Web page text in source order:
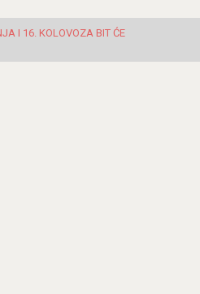
I 16. KOLOVOZA BIT ĆE